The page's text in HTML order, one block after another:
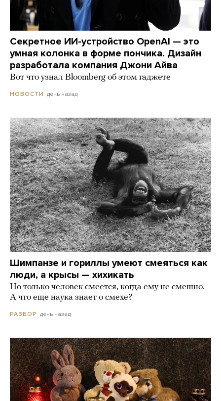
Секретное ИИ-устройство OpenAI — это
умная колонка в форме пончика. Дизайн
разработала компания Джони Айва
Вот что узнал Bloomberg об этом гаджете
НОВОСТИ день назад
Шимпанзе и гориллы умеют смеяться как
люди, а крысы — хихикать
Но только человек смеется, когда ему не смешно.
А что еще наука знает о смехе?
РАЗБОР день назад